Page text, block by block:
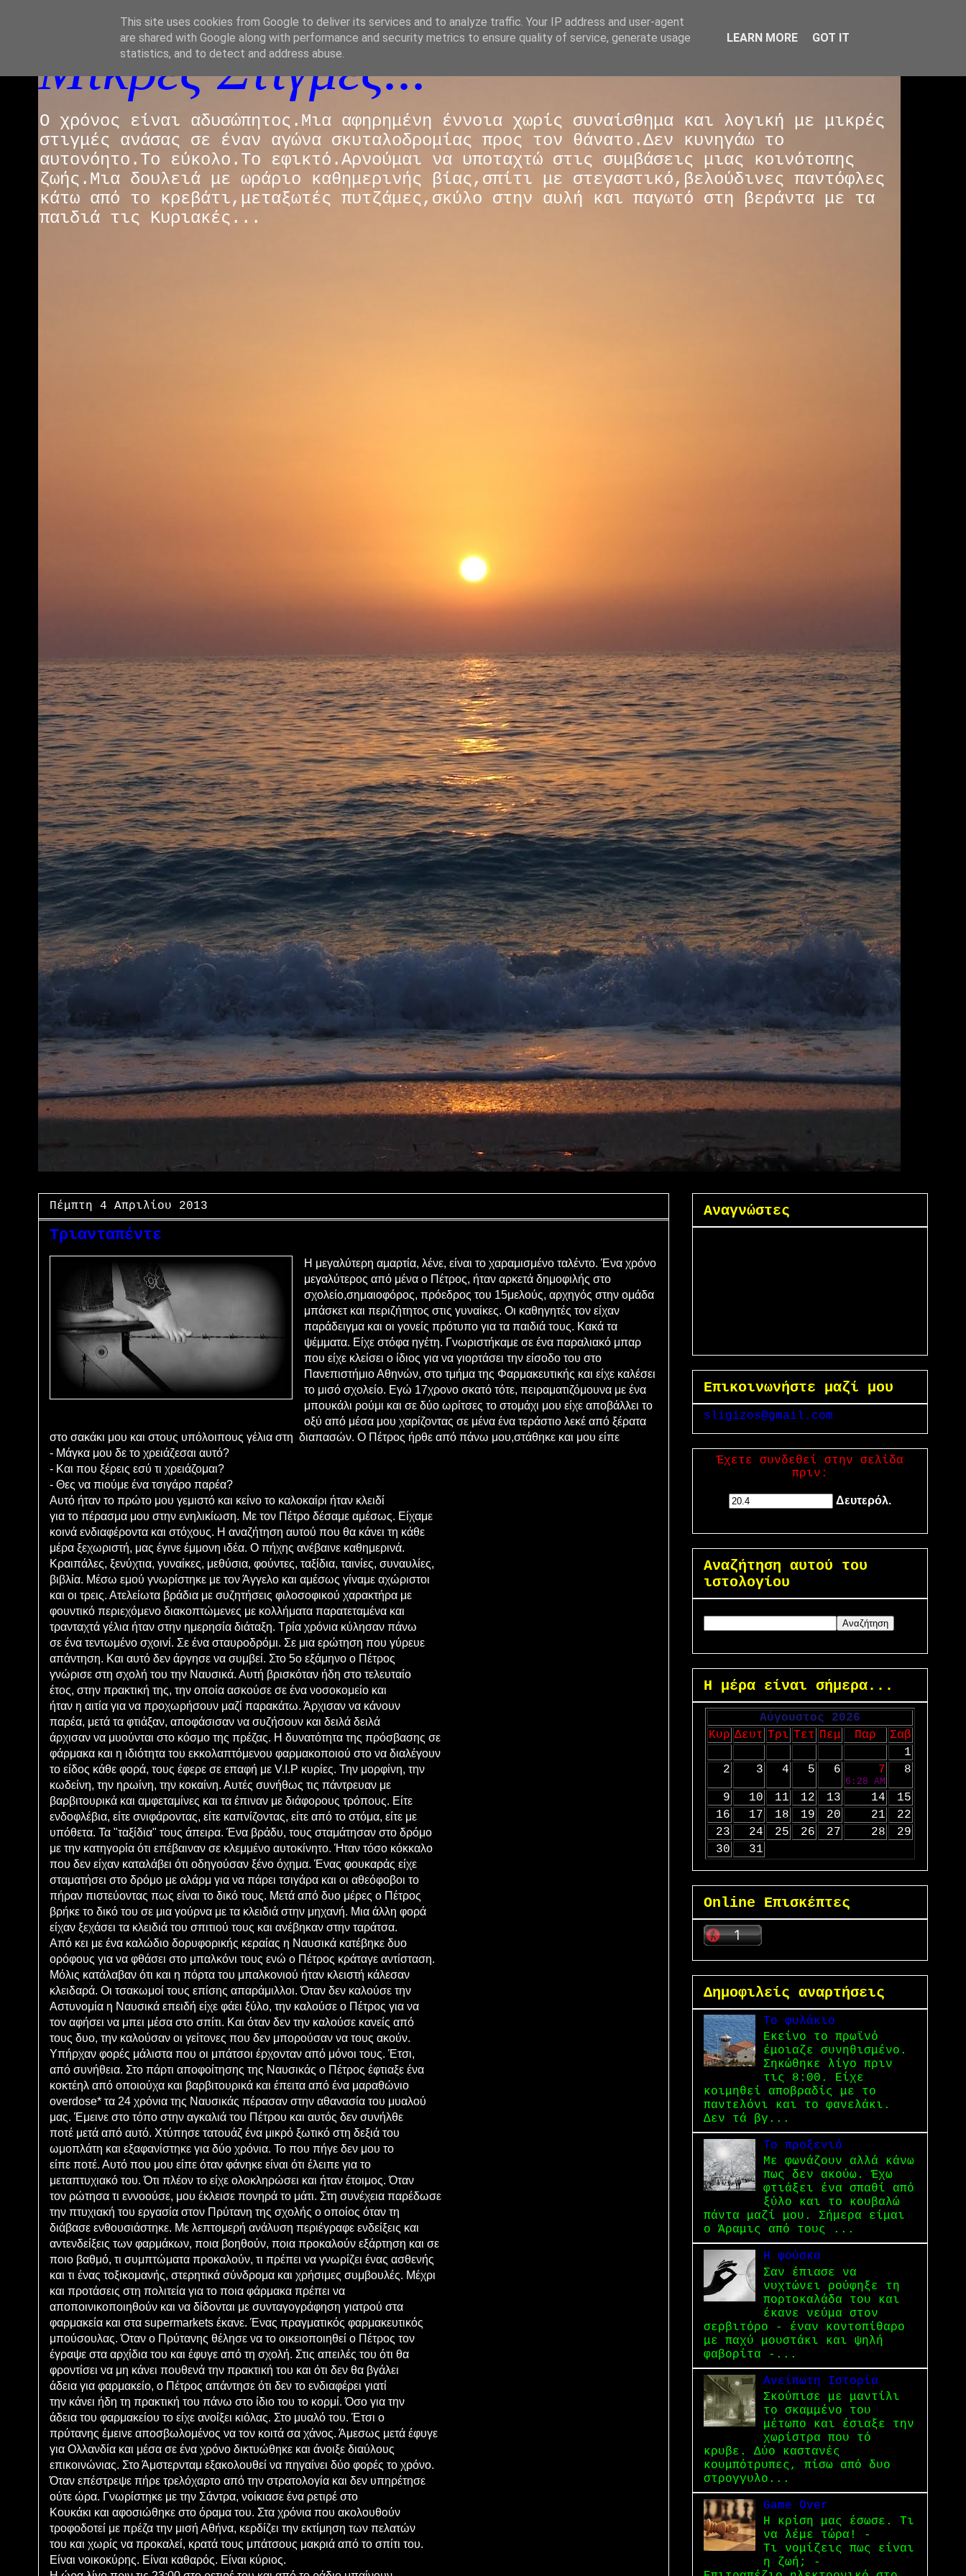
Μικρές Στιγμές...
Ο χρόνος είναι αδυσώπητος.Μια αφηρημένη έννοια χωρίς συναίσθημα και λογική με μικρές
στιγμές ανάσας σε έναν αγώνα σκυταλοδρομίας προς τον θάνατο.Δεν κυνηγάω το
αυτονόητο.Το εύκολο.Το εφικτό.Αρνούμαι να υποταχτώ στις συμβάσεις μιας κοινότοπης
ζωής.Μια δουλειά με ωράριο καθημερινής βίας,σπίτι με στεγαστικό,βελούδινες παντόφλες
κάτω από το κρεβάτι,μεταξωτές πυτζάμες,σκύλο στην αυλή και παγωτό στη βεράντα με τα
παιδιά τις Κυριακές...
Πέμπτη 4 Απριλίου 2013
Τριανταπέντε
Η μεγαλύτερη αμαρτία, λένε, είναι το χαραμισμένο ταλέντο. Ένα χρόνο
μεγαλύτερος από μένα ο Πέτρος, ήταν αρκετά δημοφιλής στο
σχολείο,σημαιοφόρος, πρόεδρος του 15μελούς, αρχηγός στην ομάδα
μπάσκετ και περιζήτητος στις γυναίκες. Οι καθηγητές τον είχαν
παράδειγμα και οι γονείς πρότυπο για τα παιδιά τους. Κακά τα
ψέμματα. Είχε στόφα ηγέτη. Γνωριστήκαμε σε ένα παραλιακό μπαρ
που είχε κλείσει ο ίδιος για να γιορτάσει την είσοδο του στο
Πανεπιστήμιο Αθηνών, στο τμήμα της Φαρμακευτικής και είχε καλέσει
το μισό σχολείο. Εγώ 17χρονο σκατό τότε, πειραματιζόμουνα με ένα
μπουκάλι ρούμι και σε δύο ωρίτσες το στομάχι μου είχε αποβάλλει το
οξύ από μέσα μου χαρίζοντας σε μένα ένα τεράστιο λεκέ από ξέρατα
στο σακάκι μου και στους υπόλοιπους γέλια στη διαπασών. Ο Πέτρος ήρθε από πάνω μου,στάθηκε και μου είπε
- Μάγκα μου δε το χρειάζεσαι αυτό?
- Και που ξέρεις εσύ τι χρειάζομαι?
- Θες να πιούμε ένα τσιγάρο παρέα?
Αυτό ήταν το πρώτο μου γεμιστό και κείνο το καλοκαίρι ήταν κλειδί
για το πέρασμα μου στην ενηλικίωση. Με τον Πέτρο δέσαμε αμέσως. Είχαμε
κοινά ενδιαφέροντα και στόχους. Η αναζήτηση αυτού που θα κάνει τη κάθε
μέρα ξεχωριστή, μας έγινε έμμονη ιδέα. Ο πήχης ανέβαινε καθημερινά.
Κραιπάλες, ξενύχτια, γυναίκες, μεθύσια, φούντες, ταξίδια, ταινίες, συναυλίες,
βιβλία. Μέσω εμού γνωρίστηκε με τον Άγγελο και αμέσως γίναμε αχώριστοι
και οι τρεις. Ατελείωτα βράδια με συζητήσεις φιλοσοφικού χαρακτήρα με
φουντικό περιεχόμενο διακοπτώμενες με κολλήματα παρατεταμένα και
τρανταχτά γέλια ήταν στην ημερησία διάταξη. Τρία χρόνια κύλησαν πάνω
σε ένα τεντωμένο σχοινί. Σε ένα σταυροδρόμι. Σε μια ερώτηση που γύρευε
απάντηση. Και αυτό δεν άργησε να συμβεί. Στο 5ο εξάμηνο ο Πέτρος
γνώρισε στη σχολή του την Ναυσικά. Αυτή βρισκόταν ήδη στο τελευταίο
έτος, στην πρακτική της, την οποία ασκούσε σε ένα νοσοκομείο και
ήταν η αιτία για να προχωρήσουν μαζί παρακάτω. Άρχισαν να κάνουν
παρέα, μετά τα φτιάξαν, αποφάσισαν να συζήσουν και δειλά δειλά
άρχισαν να μυούνται στο κόσμο της πρέζας. Η δυνατότητα της πρόσβασης σε
φάρμακα και η ιδιότητα του εκκολαπτόμενου φαρμακοποιού στο να διαλέγουν
το είδος κάθε φορά, τους έφερε σε επαφή με V.I.P κυρίες. Την μορφίνη, την
κωδείνη, την ηρωίνη, την κοκαίνη. Αυτές συνήθως τις πάντρευαν με
βαρβιτουρικά και αμφεταμίνες και τα έπιναν με διάφορους τρόπους. Είτε
ενδοφλέβια, είτε σνιφάροντας, είτε καπνίζοντας, είτε από το στόμα, είτε με
υπόθετα. Τα "ταξίδια" τους άπειρα. Ένα βράδυ, τους σταμάτησαν στο δρόμο
με την κατηγορία ότι επέβαιναν σε κλεμμένο αυτοκίνητο. Ήταν τόσο κόκκαλο
που δεν είχαν καταλάβει ότι οδηγούσαν ξένο όχημα. Ένας φουκαράς είχε
σταματήσει στο δρόμο με αλάρμ για να πάρει τσιγάρα και οι αθεόφοβοι το
πήραν πιστεύοντας πως είναι το δικό τους. Μετά από δυο μέρες ο Πέτρος
βρήκε το δικό του σε μια γούρνα με τα κλειδιά στην μηχανή. Μια άλλη φορά
είχαν ξεχάσει τα κλειδιά του σπιτιού τους και ανέβηκαν στην ταράτσα.
Από κει με ένα καλώδιο δορυφορικής κεραίας η Ναυσικά κατέβηκε δυο
ορόφους για να φθάσει στο μπαλκόνι τους ενώ ο Πέτρος κράταγε αντίσταση.
Μόλις κατάλαβαν ότι και η πόρτα του μπαλκονιού ήταν κλειστή κάλεσαν
κλειδαρά. Οι τσακωμοί τους επίσης απαράμιλλοι. Όταν δεν καλούσε την
Αστυνομία η Ναυσικά επειδή είχε φάει ξύλο, την καλούσε ο Πέτρος για να
τον αφήσει να μπει μέσα στο σπίτι. Και όταν δεν την καλούσε κανείς από
τους δυο, την καλούσαν οι γείτονες που δεν μπορούσαν να τους ακούν.
Υπήρχαν φορές μάλιστα που οι μπάτσοι έρχονταν από μόνοι τους. Έτσι,
από συνήθεια. Στο πάρτι αποφοίτησης της Ναυσικάς ο Πέτρος έφτιαξε ένα
κοκτέηλ από οποιούχα και βαρβιτουρικά και έπειτα από ένα μαραθώνιο
overdose* τα 24 χρόνια της Ναυσικάς πέρασαν στην αθανασία του μυαλού
μας. Έμεινε στο τόπο στην αγκαλιά του Πέτρου και αυτός δεν συνήλθε
ποτέ μετά από αυτό. Χτύπησε τατουάζ ένα μικρό ξωτικό στη δεξιά του
ωμοπλάτη και εξαφανίστηκε για δύο χρόνια. Το που πήγε δεν μου το
είπε ποτέ. Αυτό που μου είπε όταν φάνηκε είναι ότι έλειπε για το
μεταπτυχιακό του. Ότι πλέον το είχε ολοκληρώσει και ήταν έτοιμος. Όταν
τον ρώτησα τι εννοούσε, μου έκλεισε πονηρά το μάτι. Στη συνέχεια παρέδωσε
την πτυχιακή του εργασία στον Πρύτανη της σχολής ο οποίος όταν τη
διάβασε ενθουσιάστηκε. Με λεπτομερή ανάλυση περιέγραφε ενδείξεις και
αντενδείξεις των φαρμάκων, ποια βοηθούν, ποια προκαλούν εξάρτηση και σε
ποιο βαθμό, τι συμπτώματα προκαλούν, τι πρέπει να γνωρίζει ένας ασθενής
και τι ένας τοξικομανής, στερητικά σύνδρομα και χρήσιμες συμβουλές. Μέχρι
και προτάσεις στη πολιτεία για το ποια φάρμακα πρέπει να
αποποινικοποιηθούν και να δίδονται με συνταγογράφηση γιατρού στα
φαρμακεία και στα supermarkets έκανε. Ένας πραγματικός φαρμακευτικός
μπούσουλας. Όταν ο Πρύτανης θέλησε να το οικειοποιηθεί ο Πέτρος τον
έγραψε στα αρχίδια του και έφυγε από τη σχολή. Στις απειλές του ότι θα
φροντίσει να μη κάνει πουθενά την πρακτική του και ότι δεν θα βγάλει
άδεια για φαρμακείο, ο Πέτρος απάντησε ότι δεν το ενδιαφέρει γιατί
την κάνει ήδη τη πρακτική του πάνω στο ίδιο του το κορμί. Όσο για την
άδεια του φαρμακείου το είχε ανοίξει κιόλας. Στο μυαλό του. Έτσι ο
πρύτανης έμεινε αποσβωλομένος να τον κοιτά σα χάνος. Άμεσως μετά έφυγε
για Ολλανδία και μέσα σε ένα χρόνο δικτυώθηκε και άνοιξε διαύλους
επικοινώνιας. Στο Άμστερνταμ εξακολουθεί να πηγαίνει δύο φορές το χρόνο.
Όταν επέστρεψε πήρε τρελόχαρτο από την στρατολογία και δεν υπηρέτησε
ούτε ώρα. Γνωρίστηκε με την Σάντρα, νοίκιασε ένα ρετιρέ στο
Κουκάκι και αφοσιώθηκε στο όραμα του. Στα χρόνια που ακολουθούν
τροφοδοτεί με πρέζα την μισή Αθήνα, κερδίζει την εκτίμηση των πελατών
του και χωρίς να προκαλεί, κρατά τους μπάτσους μακριά από το σπίτι του.
Είναι νοικοκύρης. Είναι καθαρός. Είναι κύριος.
Αναγνώστες
Επικοινωνήστε μαζί μου
sligizos@gmail.com
Έχετε συνδεθεί στην σελίδα
πριν:
Δευτερόλ.
Αναζήτηση αυτού του
ιστολογίου
Η μέρα είναι σήμερα...
Αύγουστος 2026
Κυρ Δευτ Τρι Τετ Πεμ Παρ
Σαβ
1
2
3 4 5 6 7
6:28 AM
8
9 10 11 12 13 14
15
16
17 18 19 20 21
22
23
24 25 26 27 28
29
30
31
Online Επισκέπτες
Δημοφιλείς αναρτήσεις
Το φυλάκιο
Εκείνο το πρωϊνό
έμοιαζε συνηθισμένο.
Σηκώθηκε λίγο πριν
τις 8:00. Είχε
κοιμηθεί αποβραδίς με το
παντελόνι και το φανελάκι.
Δεν τά βγ...
Το προξενιό
Με φωνάζουν αλλά κάνω
πως δεν ακούω. Έχω
φτιάξει ένα σπαθί από
ξύλο και το κουβαλώ
πάντα μαζί μου. Σήμερα είμαι
ο Άραμις από τους ...
Η φούσκα
Σαν έπιασε να
νυχτώνει ρούφηξε τη
πορτοκαλάδα του και
έκανε νεύμα στον
σερβιτόρο - έναν κοντοπίθαρο
με παχύ μουστάκι και ψηλή
φαβορίτα -...
Ανείπωτη Ιστορία
Σκούπισε με μαντίλι
το σκαμμένο του
μέτωπο και έσιαξε την
χωρίστρα που τό
κρυβε. Δύο καστανές
κουμπότρυπες, πίσω από δυο
στρογγυλο...
Game Over
Η κρίση μας έσωσε. Τι
να λέμε τώρα! -
Τι νομίζεις πως είναι
η ζωή; -
This site uses cookies from Google to deliver its services and to analyze traffic. Your IP address and user-agent
are shared with Google along with performance and security metrics to ensure quality of service, generate usage
statistics, and to detect and address abuse.
LEARN MORE GOT IT